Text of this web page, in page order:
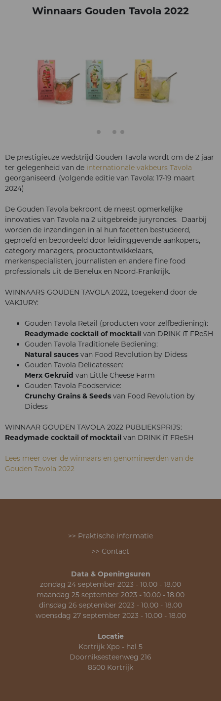
Winnaars Gouden Tavola 2022
De prestigieuze wedstrijd Gouden Tavola wordt om de 2 jaar
ter gelegenheid van de internationale vakbeurs Tavola
georganiseerd. (volgende editie van Tavola: 17-19 maart
2024)
De Gouden Tavola bekroont de meest opmerkelijke
innovaties van Tavola na 2 uitgebreide juryrondes. Daarbij
worden de inzendingen in al hun facetten bestudeerd,
geproefd en beoordeeld door leidinggevende aankopers,
category managers, productontwikkelaars,
merkenspecialisten, journalisten en andere fine food
professionals uit de Benelux en Noord-Frankrijk.
WINNAARS GOUDEN TAVOLA 2022, toegekend door de
VAKJURY:
Gouden Tavola Retail (producten voor zelfbediening):
Readymade cocktail of mocktail van DRINK iT FReSH
Gouden Tavola Traditionele Bediening:
Natural sauces van Food Revolution by Didess
Gouden Tavola Delicatessen:
Merx Gekruid van Little Cheese Farm
Gouden Tavola Foodservice:
Crunchy Grains & Seeds van Food Revolution by
Didess
WINNAAR GOUDEN TAVOLA 2022 PUBLIEKSPRIJS:
Readymade cocktail of mocktail van DRINK iT FReSH
Lees meer over de winnaars en genomineerden van de
Gouden Tavola 2022
>> Praktische informatie
>> Contact
Data & Openingsuren
zondag 24 september 2023 - 10.00 - 18.00
maandag 25 september 2023 - 10.00 - 18.00
dinsdag 26 september 2023 - 10.00 - 18.00
woensdag 27 september 2023 - 10.00 - 18.00
Locatie
Kortrijk Xpo - hal 5
Doorniksesteenweg 216
8500 Kortrijk